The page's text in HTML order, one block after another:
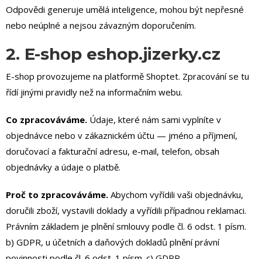
Odpovědi generuje umělá inteligence, mohou být nepřesné
nebo neúplné a nejsou závazným doporučením.
2. E-shop eshop.jizerky.cz
E-shop provozujeme na platformě Shoptet. Zpracování se tu
řídí jinými pravidly než na informačním webu.
Co zpracováváme. Údaje, které nám sami vyplníte v
objednávce nebo v zákaznickém účtu — jméno a příjmení,
doručovací a fakturační adresu, e-mail, telefon, obsah
objednávky a údaje o platbě.
Proč to zpracováváme. Abychom vyřídili vaši objednávku,
doručili zboží, vystavili doklady a vyřídili případnou reklamaci.
Právním základem je plnění smlouvy podle čl. 6 odst. 1 písm.
b) GDPR, u účetních a daňových dokladů plnění právní